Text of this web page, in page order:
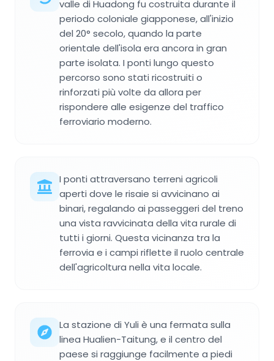
valle di Huadong fu costruita durante il
periodo coloniale giapponese, all'inizio
del 20° secolo, quando la parte
orientale dell'isola era ancora in gran
parte isolata. I ponti lungo questo
percorso sono stati ricostruiti o
rinforzati più volte da allora per
rispondere alle esigenze del traffico
ferroviario moderno.
I ponti attraversano terreni agricoli
aperti dove le risaie si avvicinano ai
binari, regalando ai passeggeri del treno
una vista ravvicinata della vita rurale di
tutti i giorni. Questa vicinanza tra la
ferrovia e i campi riflette il ruolo centrale
dell'agricoltura nella vita locale.
La stazione di Yuli è una fermata sulla
linea Hualien-Taitung, e il centro del
paese si raggiunge facilmente a piedi